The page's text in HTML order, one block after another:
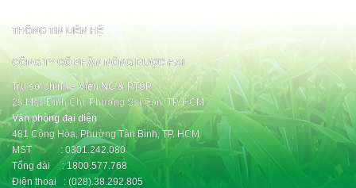
THÔNG TIN LIÊN HỆ
CÔNG TY CỔ PHẦN NÔNG DƯỢC HAI
Trụ sở chính – Viện NC & PTSP
28 Mạc Đĩnh Chi, Phường Sài Gòn, TP. HCM
Văn phòng đại diện
481 Cộng Hòa, Phường Tân Bình, TP. HCM
MST : 0301.242.080
Tổng đài : 1800.577.768
Điện thoại : (028).38.292.805